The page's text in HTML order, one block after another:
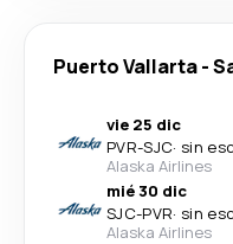
Puerto Vallarta-
vie 25 dic
PVR-SJC· sin
Alaska Airlines
mié 30 dic
SJC-PVR· sin
Alaska Airlines